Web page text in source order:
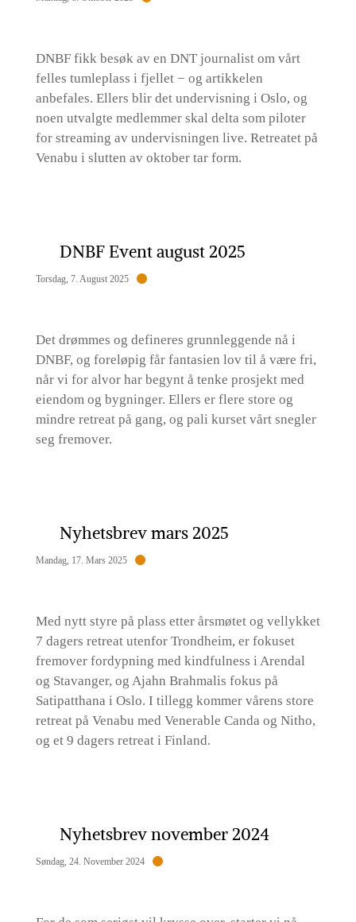
DNBF fikk besøk av en DNT journalist om vårt
felles tumleplass i fjellet − og artikkelen
anbefales. Ellers blir det undervisning i Oslo, og
noen utvalgte medlemmer skal delta som piloter
for streaming av undervisningen live. Retreatet på
Venabu i slutten av oktober tar form.
DNBF Event august 2025
Torsdag, 7. August 2025
Det drømmes og defineres grunnleggende nå i
DNBF, og foreløpig får fantasien lov til å være fri,
når vi for alvor har begynt å tenke prosjekt med
eiendom og bygninger. Ellers er flere store og
mindre retreat på gang, og pali kurset vårt snegler
seg fremover.
Nyhetsbrev mars 2025
Mandag, 17. Mars 2025
Med nytt styre på plass etter årsmøtet og vellykket
7 dagers retreat utenfor Trondheim, er fokuset
fremover fordypning med kindfulness i Arendal
og Stavanger, og Ajahn Brahmalis fokus på
Satipatthana i Oslo. I tillegg kommer vårens store
retreat på Venabu med Venerable Canda og Nitho,
og et 9 dagers retreat i Finland.
Nyhetsbrev november 2024
Søndag, 24. November 2024